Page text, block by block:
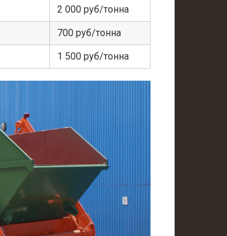
2 000 руб/тонна
700 руб/тонна
1 500 руб/тонна